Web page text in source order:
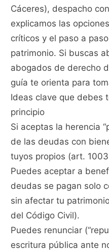
Cáceres), despacho
explicamos las
críticos y el paso a
patrimonio. Si buscas
abogados de derecho
guía te orienta para
Ideas clave que debes
principio
Si aceptas la herencia
de las deudas con
tuyos propios (art.
Puedes aceptar a
deudas se pagan solo
sin afectar tu
del Código Civil).
Puedes renunciar
escritura pública ante